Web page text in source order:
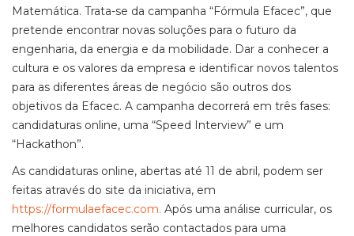
Matemática. Trata-se da campanha “Fórmula Efacec”, que
pretende encontrar novas soluções para o futuro da
engenharia, da energia e da mobilidade. Dar a conhecer a
cultura e os valores da empresa e identificar novos talentos
para as diferentes áreas de negócio são outros dos
objetivos da Efacec. A campanha decorrerá em três fases:
candidaturas online, uma “Speed Interview” e um
“Hackathon”.
As candidaturas online, abertas até 11 de abril, podem ser
feitas através do site da iniciativa, em
https://formulaefacec.com. Após uma análise curricular, os
melhores candidatos serão contactados para uma